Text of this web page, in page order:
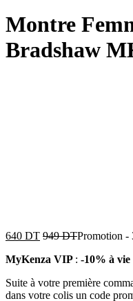
Montre
Bradshaw
640 DT 949DTPromotion -
MyKenza VIP : -10% à vie
Suite à votre première
dans votre colis un code